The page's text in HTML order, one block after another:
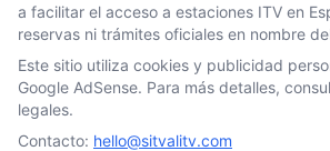
a facilitar el acceso a estaciones ITV en
reservas ni trámites oficiales en nombre
Este sitio utiliza cookies y publicidad
Google AdSense. Para más detalles,
legales.
Contacto: hello@sitvalitv.com